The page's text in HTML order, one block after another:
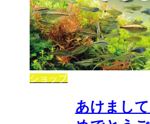
ショップ
あけまし